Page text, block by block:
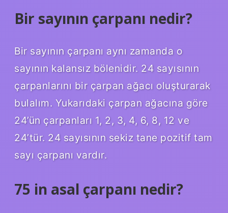
Bir sayının çarpanı nedir?
Bir sayının çarpanı aynı zamanda o
sayının kalansız bölenidir. 24 sayısının
çarpanlarını bir çarpan ağacı oluşturarak
bulalım. Yukarıdaki çarpan ağacına göre
24’ün çarpanları 1, 2, 3, 4, 6, 8, 12 ve
24’tür. 24 sayısının sekiz tane pozitif tam
sayı çarpanı vardır.
75 in asal çarpanı nedir?